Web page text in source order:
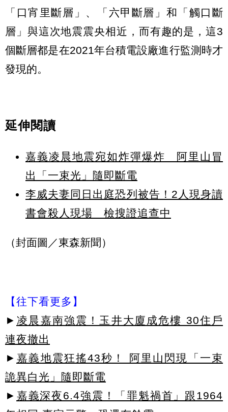
「口宵里斷層」、「六甲斷層」和「觸口斷
層」與這次地震震央相近，而有趣的是，這3
個斷層都是在2021年台積電設廠進行監測時才
發現的。
延伸閱讀
嘉義凌晨地震宛如炸彈爆炸 阿里山冒
出「一束光」隨即斷電
李威夫妻同日出庭恐列被告！2人現身讀
書會殺人現場 檢搜證追查中
（封面圖／東森新聞）
【往下看更多】
► 凌晨嘉南強震！玉井大廈成危樓 30住戶
連夜撤出
► 嘉義地震狂搖43秒！ 阿里山閃現「一束
詭異白光」隨即斷電
► 嘉義深夜6.4強震！「罪魁禍首」跟1964